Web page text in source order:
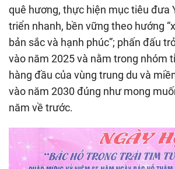
quê hương, thực hiện mục tiêu đưa
triển nhanh, bền vững theo hướng
bản sắc và hạnh phúc”; phấn đấu
vào năm 2025 và nằm trong nhóm
hàng đầu của vùng trung du và
vào năm 2030 đúng như mong
năm về trước.